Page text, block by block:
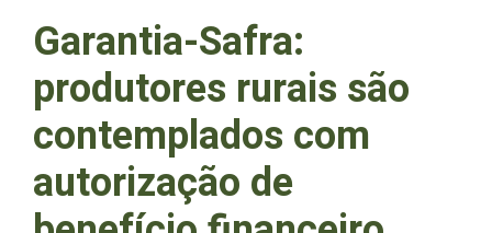
Garantia-Safra:
produtores rurais são
contemplados com
autorização de